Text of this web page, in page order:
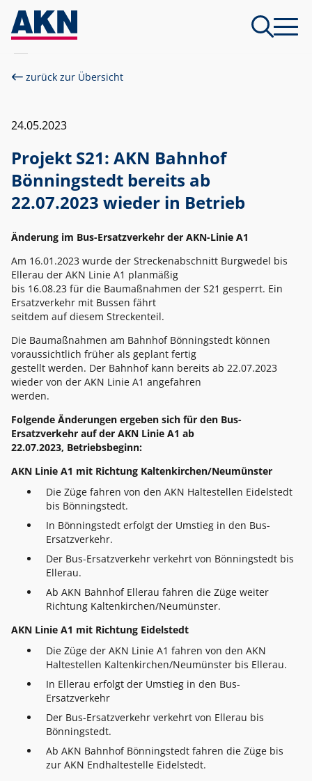
zurück zur Übersicht
24.05.2023
Projekt S21: AKN Bahnhof
Bönningstedt bereits ab
22.07.2023 wieder in Betrieb
Änderung im Bus-Ersatzverkehr der AKN-Linie A1
Am 16.01.2023 wurde der Streckenabschnitt Burgwedel bis
Ellerau der AKN Linie A1 planmäßig
bis 16.08.23 für die Baumaßnahmen der S21 gesperrt. Ein
Ersatzverkehr mit Bussen fährt
seitdem auf diesem Streckenteil.
Die Baumaßnahmen am Bahnhof Bönningstedt können
voraussichtlich früher als geplant fertig
gestellt werden. Der Bahnhof kann bereits ab 22.07.2023
wieder von der AKN Linie A1 angefahren
werden.
Folgende Änderungen ergeben sich für den Bus-
Ersatzverkehr auf der AKN Linie A1 ab
22.07.2023, Betriebsbeginn:
AKN Linie A1 mit Richtung Kaltenkirchen/Neumünster
Die Züge fahren von den AKN Haltestellen Eidelstedt
bis Bönningstedt.
In Bönningstedt erfolgt der Umstieg in den Bus-
Ersatzverkehr.
Der Bus-Ersatzverkehr verkehrt von Bönningstedt bis
Ellerau.
Ab AKN Bahnhof Ellerau fahren die Züge weiter
Richtung Kaltenkirchen/Neumünster.
AKN Linie A1 mit Richtung Eidelstedt
Die Züge der AKN Linie A1 fahren von den AKN
Haltestellen Kaltenkirchen/Neumünster bis Ellerau.
In Ellerau erfolgt der Umstieg in den Bus-
Ersatzverkehr
Der Bus-Ersatzverkehr verkehrt von Ellerau bis
Bönningstedt.
Ab AKN Bahnhof Bönningstedt fahren die Züge bis
zur AKN Endhaltestelle Eidelstedt.